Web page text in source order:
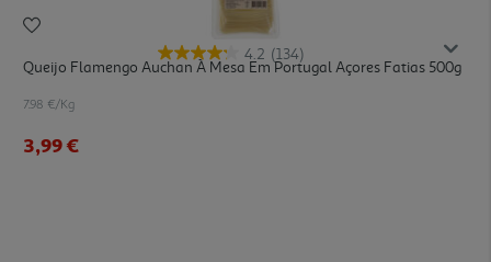
4.2 (134)
Queijo Flamengo Auchan À Mesa Em Portugal Açores Fatias 500g
7.98 €/Kg
3,99 €